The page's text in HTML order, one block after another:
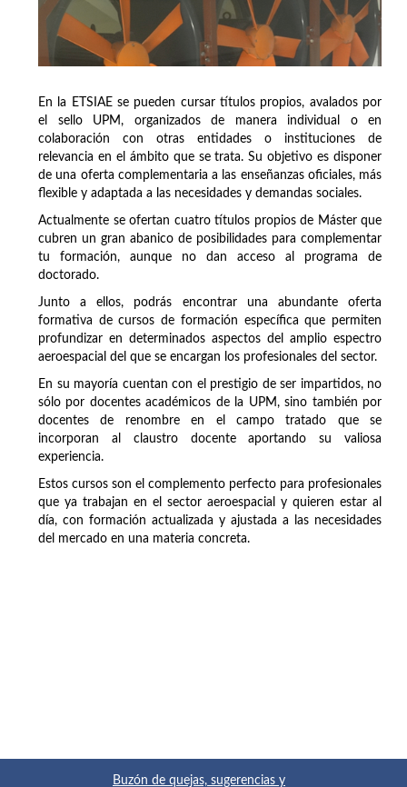
En la ETSIAE se pueden cursar títulos propios, avalados por
el sello UPM, organizados de manera individual o en
colaboración con otras entidades o instituciones de
relevancia en el ámbito que se trata. Su objetivo es disponer
de una oferta complementaria a las enseñanzas oficiales, más
flexible y adaptada a las necesidades y demandas sociales.
Actualmente se ofertan cuatro títulos propios de Máster que
cubren un gran abanico de posibilidades para complementar
tu formación, aunque no dan acceso al programa de
doctorado.
Junto a ellos, podrás encontrar una abundante oferta
formativa de cursos de formación específica que permiten
profundizar en determinados aspectos del amplio espectro
aeroespacial del que se encargan los profesionales del sector.
En su mayoría cuentan con el prestigio de ser impartidos, no
sólo por docentes académicos de la UPM, sino también por
docentes de renombre en el campo tratado que se
incorporan al claustro docente aportando su valiosa
experiencia.
Estos cursos son el complemento perfecto para profesionales
que ya trabajan en el sector aeroespacial y quieren estar al
día, con formación actualizada y ajustada a las necesidades
del mercado en una materia concreta.
Buzón de quejas, sugerencias y